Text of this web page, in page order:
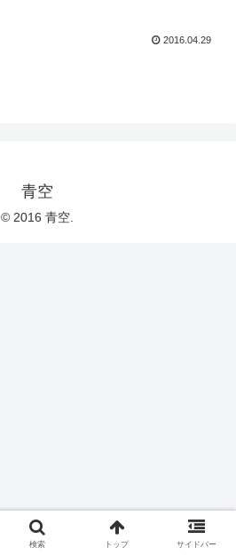
2016.04.29
青空
© 2016 青空.
検索 トップ サイドバー